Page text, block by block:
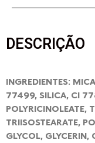
DESCRIÇÃO
INGREDIENTES:
77499, SILICA, CI
POLYRICINOLEATE,
TRIISOSTEARATE,
GLYCOL, GLYCERIN,